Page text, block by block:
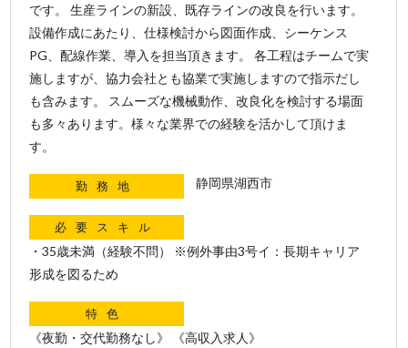
です。 生産ラインの新設、既存ラインの改良を行います。
設備作成にあたり、仕様検討から図面作成、シーケンス
PG、配線作業、導入を担当頂きます。 各工程はチームで実
施しますが、協力会社とも協業で実施しますので指示だし
も含みます。 スムーズな機械動作、改良化を検討する場面
も多々あります。様々な業界での経験を活かして頂けま
す。
勤務地 静岡県湖西市
必要スキル
・35歳未満（経験不問） ※例外事由3号イ：長期キャリア
形成を図るため
特色
《夜勤・交代勤務なし》 《高収入求人》